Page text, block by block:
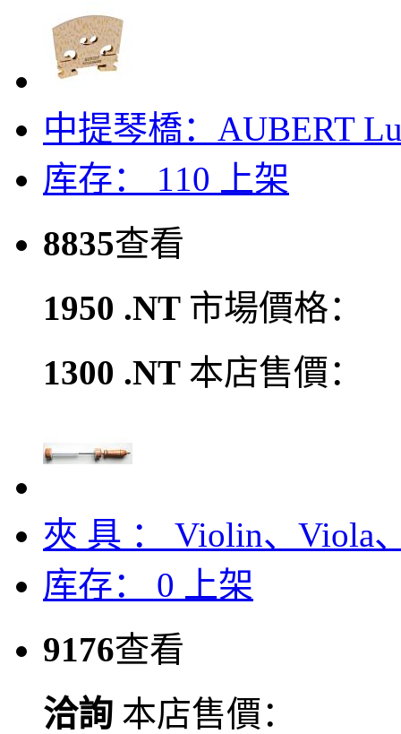
中提琴橋：AUBERT
库存： 110
上架
8835查看
1950 .NT 市場價格：
1300 .NT 本店售價：
夾 具 ： Violin、Viola
库存： 0
上架
9176查看
洽詢 本店售價：